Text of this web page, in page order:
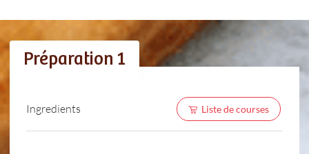
Préparation 1
Ingredients Liste de courses